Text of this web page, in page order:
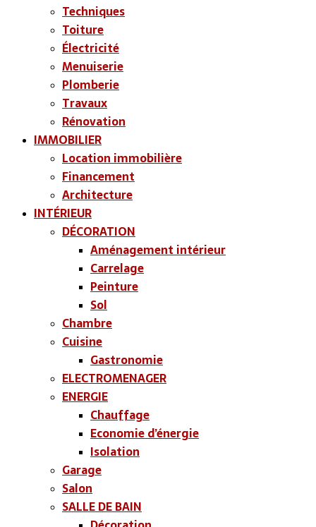
Techniques
Toiture
Électricité
Menuiserie
Plomberie
Travaux
Rénovation
IMMOBILIER
Location immobilière
Financement
Architecture
INTÉRIEUR
DÉCORATION
Aménagement intérieur
Carrelage
Peinture
Sol
Chambre
Cuisine
Gastronomie
ELECTROMENAGER
ENERGIE
Chauffage
Economie d’énergie
Isolation
Garage
Salon
SALLE DE BAIN